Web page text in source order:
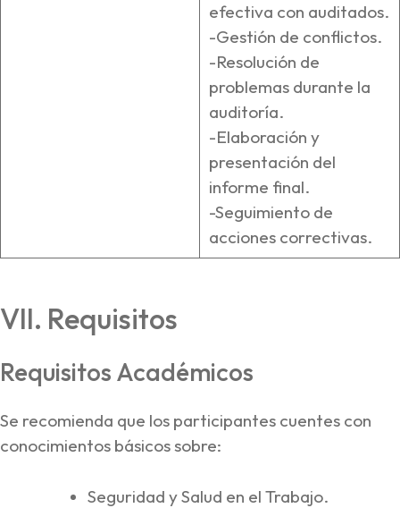
efectiva con auditados.
-Gestión de conflictos.
-Resolución de
problemas durante la
auditoría.
-Elaboración y
presentación del
informe final.
-Seguimiento de
acciones correctivas.
VII. Requisitos
Requisitos Académicos
Se recomienda que los participantes cuentes con
conocimientos básicos sobre:
Seguridad y Salud en el Trabajo.